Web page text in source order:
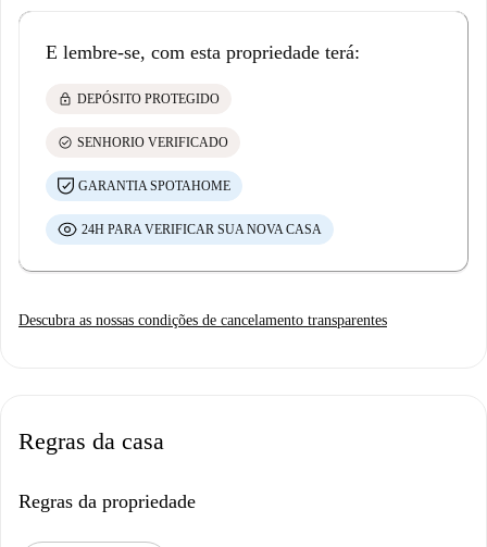
E lembre-se, com esta propriedade terá:
lock DEPÓSITO PROTEGIDO
check_circle SENHORIO VERIFICADO
GARANTIA SPOTAHOME
24H PARA VERIFICAR SUA NOVA CASA
Descubra as nossas condições de cancelamento transparentes
Regras da casa
Regras da propriedade